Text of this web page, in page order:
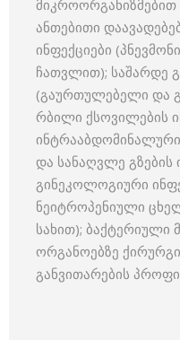
ანთებითი
ინფექციები
ჩათვლით); საშარდე
(გაურთულებელი და
რბილი ქსოვილების
ინტრააბდომინალური
და სანაღვლე გზების
გინეკოლოგიური
ნეიტროპენიული
სახით); ბაქტერიული
ორგანოებზე
განვითარების